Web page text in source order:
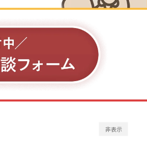
非表示